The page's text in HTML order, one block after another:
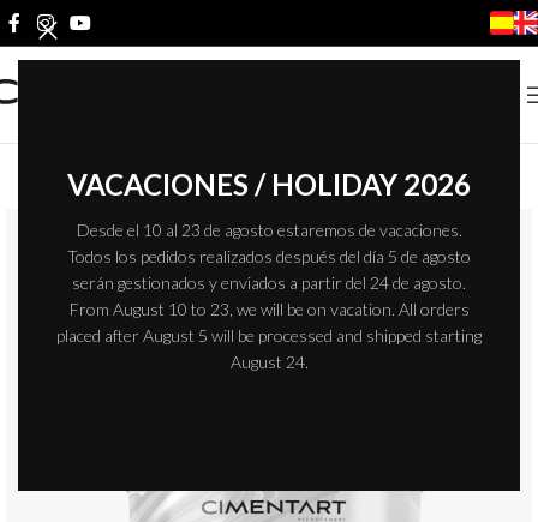
VACACIONES / HOLIDAY 2026
Desde el 10 al 23 de agosto estaremos de vacaciones.
Todos los pedidos realizados después del día 5 de agosto
serán gestionados y enviados a partir del 24 de agosto.
From August 10 to 23, we will be on vacation. All orders
placed after August 5 will be processed and shipped starting
August 24.